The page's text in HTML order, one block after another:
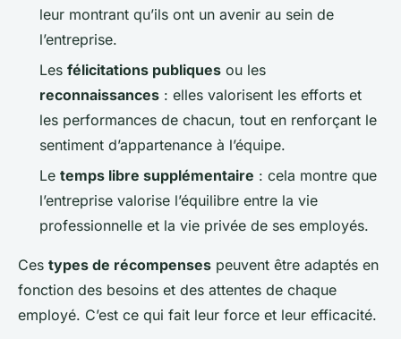
leur montrant qu’ils ont un avenir au sein de
l’entreprise.
Les félicitations publiques ou les
reconnaissances : elles valorisent les efforts et
les performances de chacun, tout en renforçant le
sentiment d’appartenance à l’équipe.
Le temps libre supplémentaire : cela montre que
l’entreprise valorise l’équilibre entre la vie
professionnelle et la vie privée de ses employés.
Ces types de récompenses peuvent être adaptés en
fonction des besoins et des attentes de chaque
employé. C’est ce qui fait leur force et leur efficacité.